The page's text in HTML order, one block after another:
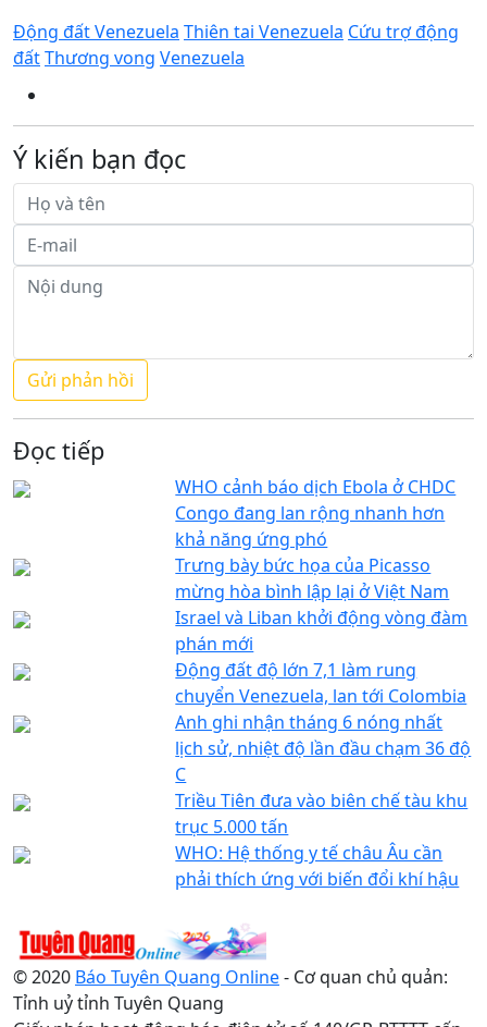
Động đất Venezuela Thiên tai Venezuela Cứu trợ động
đấtThương vong Venezuela
Ý kiến bạn đọc
Đọc tiếp
WHO cảnh báo dịch Ebola ở CHDC
Congo đang lan rộng nhanh hơn
khả năng ứng phó
Trưng bày bức họa của Picasso
mừng hòa bình lập lại ở Việt Nam
Israel và Liban khởi động vòng đàm
phán mới
Động đất độ lớn 7,1 làm rung
chuyển Venezuela, lan tới Colombia
Anh ghi nhận tháng 6 nóng nhất
lịch sử, nhiệt độ lần đầu chạm 36 độ
C
Triều Tiên đưa vào biên chế tàu khu
trục 5.000 tấn
WHO: Hệ thống y tế châu Âu cần
phải thích ứng với biến đổi khí hậu
© 2020 Báo Tuyên Quang Online- Cơ quan chủ quản:
Tỉnh uỷ tỉnh Tuyên Quang